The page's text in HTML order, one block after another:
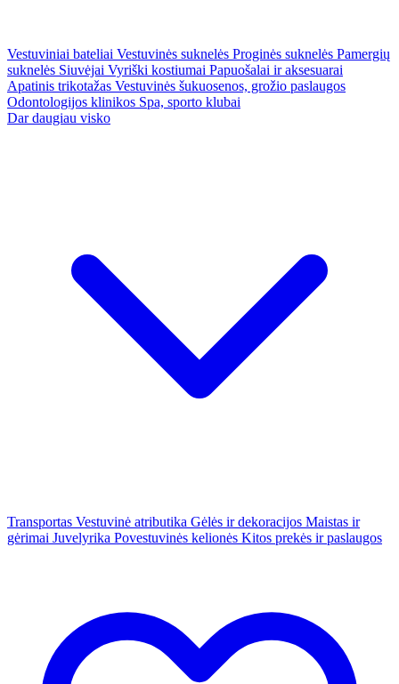
Vestuviniai bateliai Vestuvinės suknelės Proginės suknelės Pamergių
suknelės Siuvėjai Vyriški kostiumai Papuošalai ir aksesuarai
Apatinis trikotažas Vestuvinės šukuosenos, grožio paslaugos
Odontologijos klinikos Spa, sporto klubai
Dar daugiau visko
Transportas Vestuvinė atributika Gėlės ir dekoracijos Maistas ir
gėrimai Juvelyrika Povestuvinės kelionės Kitos prekės ir paslaugos